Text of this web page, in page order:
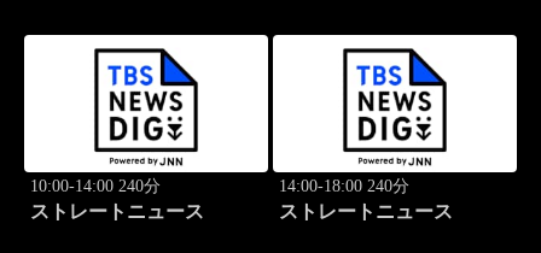
10:00-14:00 240分
ストレートニュース
14:00-18:00 240分
ストレートニュース